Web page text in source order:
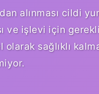
alınması cildi
ve işlevi için
sağlıklı